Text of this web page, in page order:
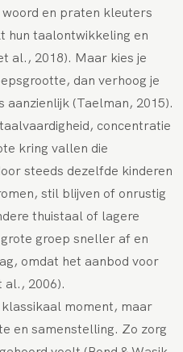
en praten kleuters
hun taalontwikkeling en
al., 2018). Maar kies je
dan verhoog je
(Taelman, 2015).
concentratie
kring vallen die
steeds dezelfde kinderen
stil blijven of onrustig
thuistaal of lagere
groep sneller af en
omdat het aanbod voor
al., 2006).
moment, maar
en samenstelling. Zo zorg